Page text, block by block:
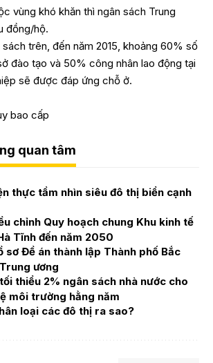
vùng khó khăn thì ngân sách Trung
đồng/hộ.
trên, đến năm 2015, khoảng 60% số
đào tạo và 50% công nhân lao động tại
sẽ được đáp ứng chỗ ở.
bao cấp
quan tâm
thực tầm nhìn siêu đô thị biển cạnh
chỉnh Quy hoạch chung Khu kinh tế
Tĩnh đến năm 2050
sơ Đề án thành lập Thành phố Bắc
ương
thiểu 2% ngân sách nhà nước cho
môi trường hằng năm
loại các đô thị ra sao?